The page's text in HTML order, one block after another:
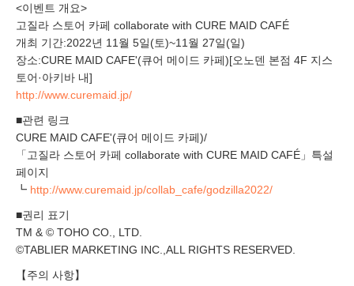
<이벤트 개요>
고질라 스토어 카페 collaborate with CURE MAID CAFÉ
개최 기간:2022년 11월 5일(토)~11월 27일(일)
장소:CURE MAID CAFE'(큐어 메이드 카페)[오노덴 본점 4F 지스
토어·아키바 내]
http://www.curemaid.jp/
■관련 링크
CURE MAID CAFE'(큐어 메이드 카페)/
「고질라 스토어 카페 collaborate with CURE MAID CAFÉ」특설
페이지
┗ http://www.curemaid.jp/collab_cafe/godzilla2022/
■권리 표기
TM & © TOHO CO., LTD.
©TABLIER MARKETING INC.,ALL RIGHTS RESERVED.
【주의 사항】